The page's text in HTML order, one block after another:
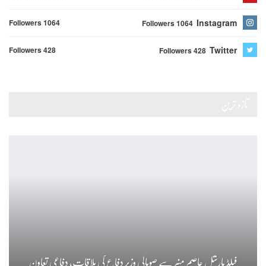
Instagram
Followers 1064
Followers 1064
Twitter
Followers 428
Followers 428
فیلڈ مارشل عاصم منیر سے صومالی وزیر دفاع کی ملاقات، دفاعی تعاون